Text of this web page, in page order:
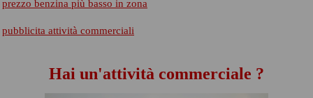
prezzo benzina più basso in zona
pubblicita attività commerciali
Hai un'attività commerciale ?